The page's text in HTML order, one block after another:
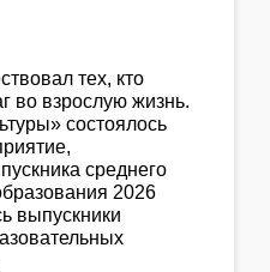
тех, кто
во взрослую жизнь.
состоялось
среднего
2026
выпускники